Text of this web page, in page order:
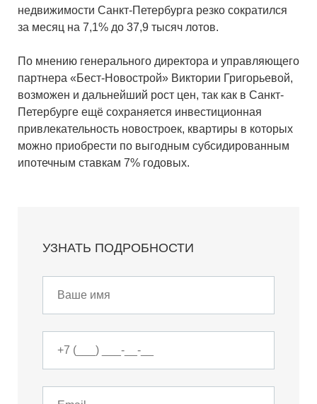
недвижимости Санкт-Петербурга резко сократился
за месяц на 7,1% до 37,9 тысяч лотов.
По мнению генерального директора и управляющего
партнера «Бест-Новострой» Виктории Григорьевой,
возможен и дальнейший рост цен, так как в Санкт-
Петербурге ещё сохраняется инвестиционная
привлекательность новостроек, квартиры в которых
можно приобрести по выгодным субсидированным
ипотечным ставкам 7% годовых.
УЗНАТЬ ПОДРОБНОСТИ